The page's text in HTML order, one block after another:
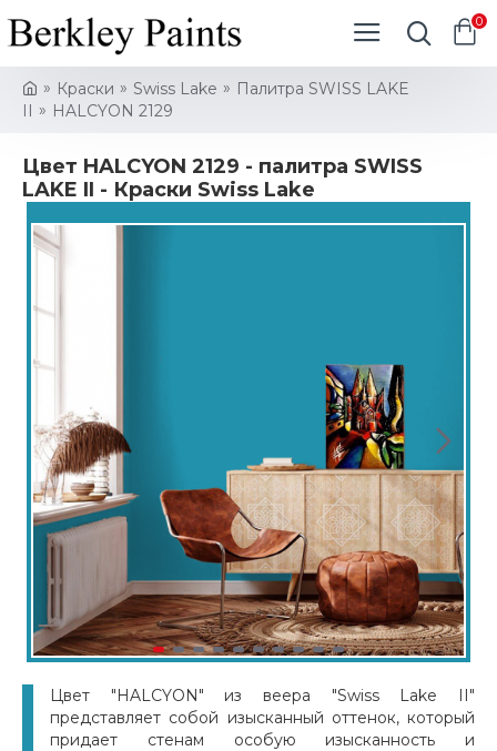
0
Краски Swiss Lake
Палитра SWISS LAKE
II
HALCYON 2129
Цвет HALCYON 2129 - палитра SWISS
LAKE II - Краски Swiss Lake
Цвет "HALCYON" из веера "Swiss Lake II"
представляет собой изысканный оттенок, который
придает стенам особую изысканность и